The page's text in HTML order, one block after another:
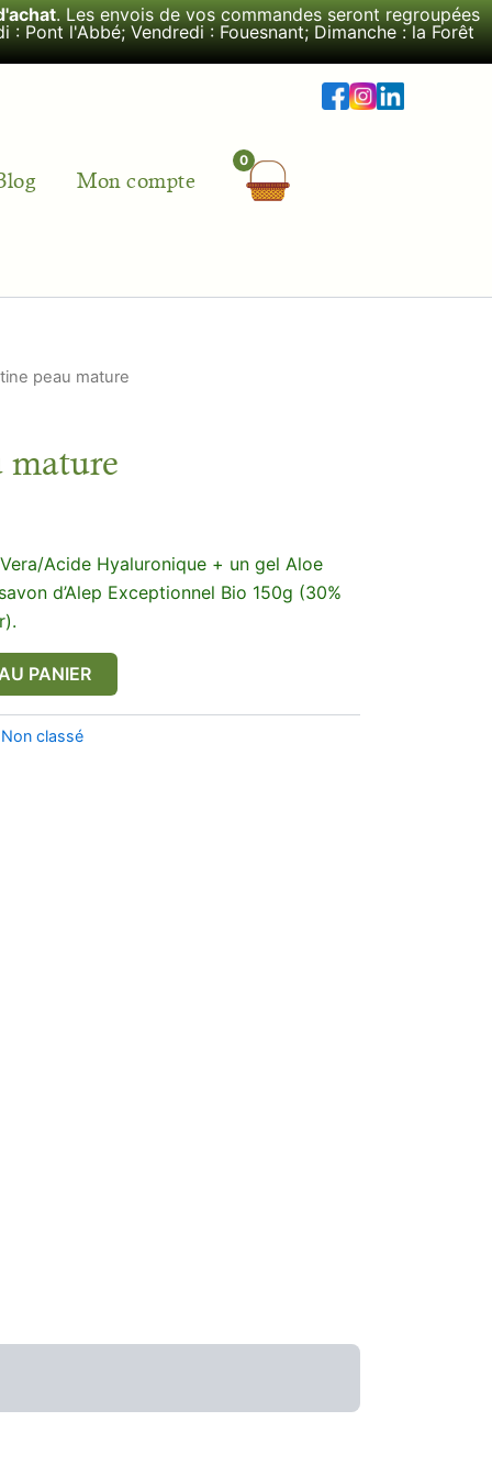
. Les envois de vos commandes seront regroupées
Pont l'Abbé; Vendredi : Fouesnant; Dimanche : la Forêt
Mon compte
peau mature
mature
Acide Hyaluronique + un gel Aloe
d’Alep Exceptionnel Bio 150g (30%
PANIER
Non classé